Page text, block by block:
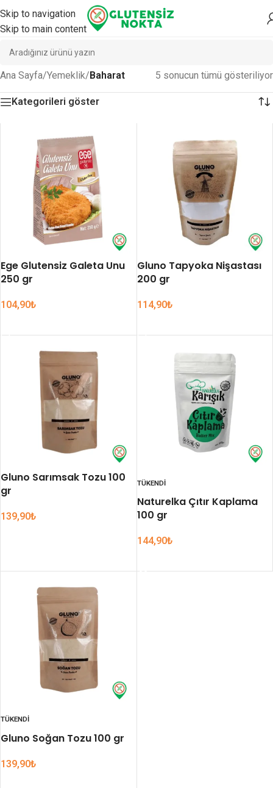
Skip to navigation
Skip to main content
Ana Sayfa/Yemeklik/Baharat 5 sonucun tümü gösteriliyor
Kategorileri göster
Ege Glutensiz Galeta Unu
250 gr
104,90₺
Gluno Tapyoka Nişastası
200 gr
114,90₺
Gluno Sarımsak Tozu 100
gr
139,90₺
TÜKENDI
Naturelka Çıtır Kaplama
100 gr
144,90₺
TÜKENDI
Gluno Soğan Tozu 100 gr
139,90₺